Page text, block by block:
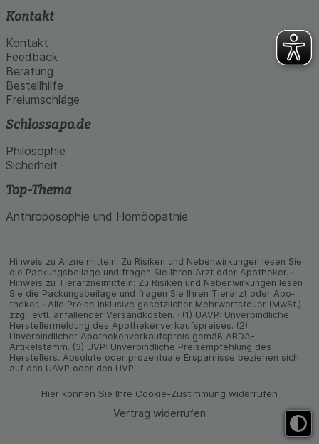
Kontakt
Kontakt
Feedback
Beratung
Bestellhilfe
Freiumschläge
Schlossapo.de
Philosophie
Sicherheit
Top-Thema
Anthroposophie und Homöopathie
Hinweis zu Arzneimitteln: Zu Risiken und Neben­wirkungen lesen Sie
die Packungs­beilage und fragen Sie Ihren Arzt oder Apo­theker. ·
Hinweis zu Tier­arz­nei­mitteln: Zu Risiken und Neben­wirkungen lesen
Sie die Packungs­beilage und fragen Sie Ihren Tier­arzt oder Apo­
theker. · Alle Preise inklusive gesetz­licher Mehrwertsteuer (MwSt.)
zzgl. evtl. anfallender Versand­kosten. · (1) UAVP: Unverbindliche
Herstellermeldung des Apothekenverkaufspreises. (2)
Unverbindlicher Apothekenverkaufspreis gemäß ABDA-
Artikelstamm. (3) UVP: Unverbindliche Preisempfehlung des
Herstellers. Absolute oder prozentuale Ersparnisse beziehen sich
auf den UAVP oder den UVP.
Hier können Sie Ihre Cookie-Zustimmung widerrufen
Vertrag widerrufen